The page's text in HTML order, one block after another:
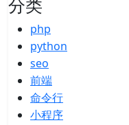
分类
php
python
seo
前端
命令行
小程序